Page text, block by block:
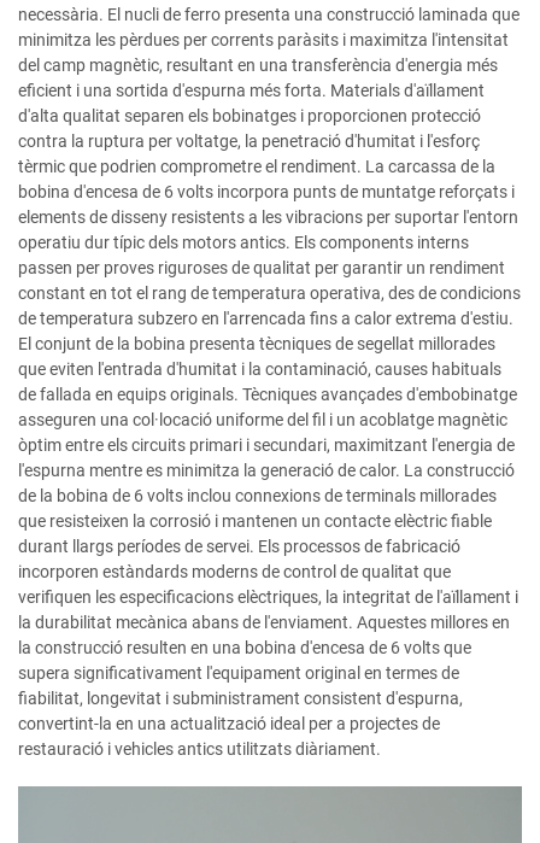
necessària. El nucli de ferro presenta una construcció laminada que
minimitza les pèrdues per corrents paràsits i maximitza l'intensitat
del camp magnètic, resultant en una transferència d'energia més
eficient i una sortida d'espurna més forta. Materials d'aïllament
d'alta qualitat separen els bobinatges i proporcionen protecció
contra la ruptura per voltatge, la penetració d'humitat i l'esforç
tèrmic que podrien comprometre el rendiment. La carcassa de la
bobina d'encesa de 6 volts incorpora punts de muntatge reforçats i
elements de disseny resistents a les vibracions per suportar l'entorn
operatiu dur típic dels motors antics. Els components interns
passen per proves riguroses de qualitat per garantir un rendiment
constant en tot el rang de temperatura operativa, des de condicions
de temperatura subzero en l'arrencada fins a calor extrema d'estiu.
El conjunt de la bobina presenta tècniques de segellat millorades
que eviten l'entrada d'humitat i la contaminació, causes habituals
de fallada en equips originals. Tècniques avançades d'embobinatge
asseguren una col·locació uniforme del fil i un acoblatge magnètic
òptim entre els circuits primari i secundari, maximitzant l'energia de
l'espurna mentre es minimitza la generació de calor. La construcció
de la bobina de 6 volts inclou connexions de terminals millorades
que resisteixen la corrosió i mantenen un contacte elèctric fiable
durant llargs períodes de servei. Els processos de fabricació
incorporen estàndards moderns de control de qualitat que
verifiquen les especificacions elèctriques, la integritat de l'aïllament i
la durabilitat mecànica abans de l'enviament. Aquestes millores en
la construcció resulten en una bobina d'encesa de 6 volts que
supera significativament l'equipament original en termes de
fiabilitat, longevitat i subministrament consistent d'espurna,
convertint-la en una actualització ideal per a projectes de
restauració i vehicles antics utilitzats diàriament.